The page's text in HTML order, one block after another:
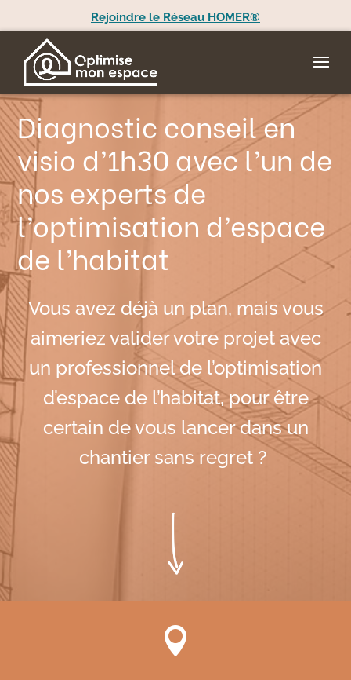
Rejoindre le Réseau HOMER®
Diagnostic conseil en
visio d’1h30 avec l’un de
nos experts de
l’optimisation d’espace
de l’habitat
Vous avez déjà un plan, mais vous
aimeriez valider votre projet avec
un professionnel de l’optimisation
d’espace de l’habitat, pour être
certain de vous lancer dans un
chantier sans regret ?
